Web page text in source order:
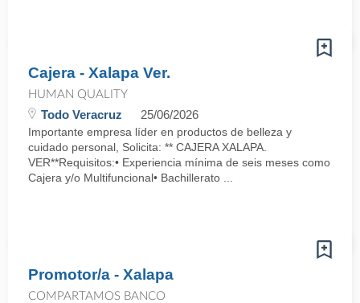
Cajera - Xalapa Ver.
HUMAN QUALITY
Todo Veracruz 25/06/2026
Importante empresa líder en productos de belleza y
cuidado personal, Solicita: ** CAJERA XALAPA.
VER**Requisitos:• Experiencia mínima de seis meses como
Cajera y/o Multifuncional• Bachillerato ...
Promotor/a - Xalapa
COMPARTAMOS BANCO